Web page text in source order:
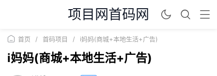
项目网首码网
首页 / 首码项目 / i妈妈(商城+本地生活+广告)
i妈妈(商城+本地生活+广告)